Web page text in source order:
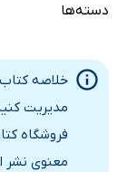
فصل پنجم:
دسته‌ها
خلاصه کتاب
مدیریت
فروشگاه
معنوی نشر